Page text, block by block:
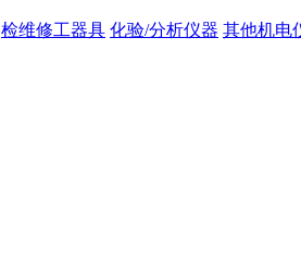
检维修工器具 化验/分析仪器 其他机电